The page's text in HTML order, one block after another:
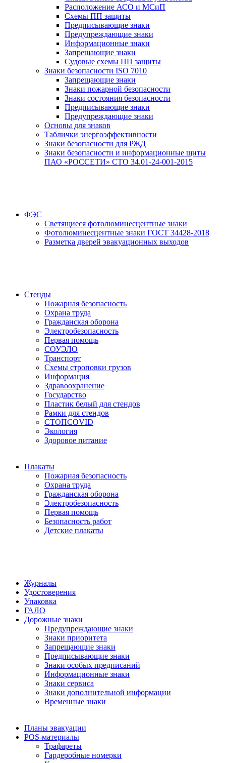
Расположение АСО и МСиП
Схемы ПП защиты
Предписывающие знаки
Предупреждающие знаки
Информационные знаки
Запрещающие знаки
Судовые схемы ПП защиты
Знаки безопасности ISO 7010
Запрещающие знаки
Знаки пожарной безопасности
Знаки состояния безопасности
Предписывающие знаки
Предупреждающие знаки
Основы для знаков
Таблички энергоэффективности
Знаки безопасности для РЖД
Знаки безопасности и информационные щиты
ПАО «РОССЕТИ» СТО 34.01-24-001-2015
ФЭС
Светящиеся фотолюминесцентные знаки
Фотолюминесцентные знаки ГОСТ 34428-2018
Разметка дверей эвакуационных выходов
Стенды
Пожарная безопасность
Охрана труда
Гражданская оборона
Электробезопасность
Первая помощь
СОУЭЛО
Транспорт
Схемы строповки грузов
Информация
Здравоохранение
Государство
Пластик белый для стендов
Рамки для стендов
СТОПCOVID
Экология
Здоровое питание
Плакаты
Пожарная безопасность
Охрана труда
Гражданская оборона
Электробезопасность
Первая помощь
Безопасность работ
Детские плакаты
Журналы
Удостоверения
Упаковка
ГАЛО
Дорожные знаки
Предупреждающие знаки
Знаки приоритета
Запрещающие знаки
Предписывающие знаки
Знаки особых предписаний
Информационные знаки
Знаки сервиса
Знаки дополнительной информации
Временные знаки
Планы эвакуации
POS-материалы
Трафареты
Гардеробные номерки